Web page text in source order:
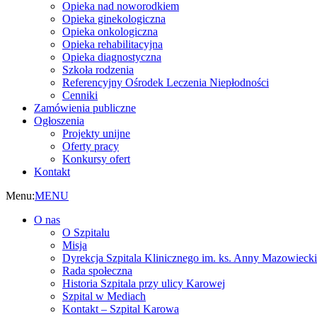
Opieka nad noworodkiem
Opieka ginekologiczna
Opieka onkologiczna
Opieka rehabilitacyjna
Opieka diagnostyczna
Szkoła rodzenia
Referencyjny Ośrodek Leczenia Niepłodności
Cenniki
Zamówienia publiczne
Ogłoszenia
Projekty unijne
Oferty pracy
Konkursy ofert
Kontakt
Menu:MENU
O nas
O Szpitalu
Misja
Dyrekcja Szpitala Klinicznego im. ks. Anny
Rada społeczna
Historia Szpitala przy ulicy Karowej
Szpital w Mediach
Kontakt – Szpital Karowa